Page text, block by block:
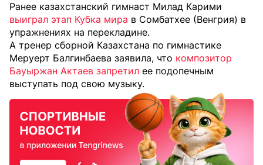
Ранее казахстанский гимнаст Милад Карими
выиграл этап Кубка мира в Сомбатхее (Венгрия) в
упражнениях на перекладине.
А тренер сборной Казахстана по гимнастике
Меруерт Балгинбаева заявила, что композитор
Бауыржан Актаев запретил ее подопечным
выступать под свою музыку.